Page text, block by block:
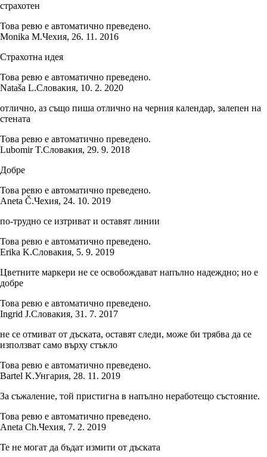
страхотен
Това ревю е автоматично преведено.
Monika M.Чехия, 26. 11. 2016
Страхотна идея
Това ревю е автоматично преведено.
Nataša L.Словакия, 10. 2. 2020
отлично, аз също пиша отлично на черния календар, залепен на
стената
Това ревю е автоматично преведено.
Lubomir T.Словакия, 29. 9. 2018
Добре
Това ревю е автоматично преведено.
Aneta Č.Чехия, 24. 10. 2019
по-трудно се изтриват и оставят линии
Това ревю е автоматично преведено.
Erika K.Словакия, 5. 9. 2019
Цветните маркери не се освобождават напълно надеждно; но е
добре
Това ревю е автоматично преведено.
Ingrid J.Словакия, 31. 7. 2017
не се отмиват от дъската, оставят следи, може би трябва да се
използват само върху стъкло
Това ревю е автоматично преведено.
Bartel K.Унгария, 28. 11. 2019
За съжаление, той пристигна в напълно неработещо състояние.
Това ревю е автоматично преведено.
Aneta Ch.Чехия, 7. 2. 2019
Те не могат да бъдат измити от дъската